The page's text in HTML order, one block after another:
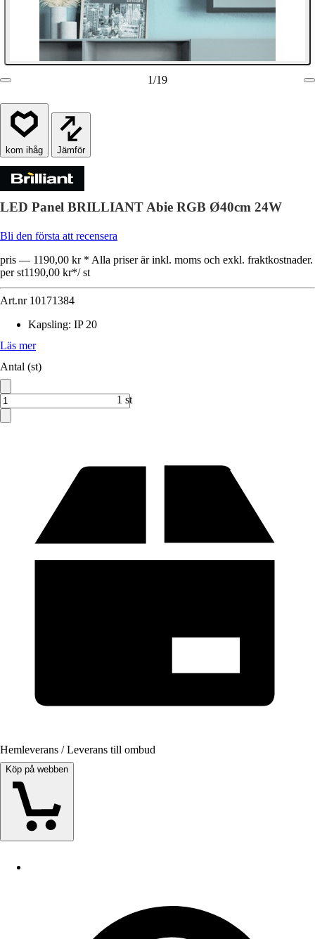
1/19
Jämför
LED Panel BRILLIANT Abie RGB Ø40cm 24W
Bli den första att recensera
pris — 1190,00 kr * Alla priser är inkl. moms och exkl. fraktkostnader.
per st1190,00 kr*/ st
Art.nr 10171384
Kapsling: IP 20
Läs mer
Antal (st)
1 st
Hemleverans / Leverans till ombud
Köp på webben